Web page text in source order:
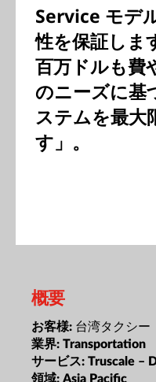
Service モデ
性を保証しま
百万ドルも費
のニーズに基
ステムを最大
す」。
概要
お客様: 台湾タクシー
業界: Transportation
サービス: Truscale –
領域: Asia Pacific